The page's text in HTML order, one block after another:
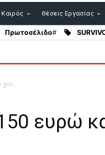
Καιρός Θέσεις Εργασίας
Πρωτοσέλιδο#
gov
ευρώ